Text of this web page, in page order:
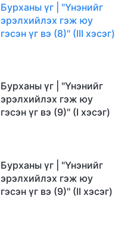
Бурханы үг | "Үнэнийг
эрэлхийлэх гэж юу
гэсэн үг вэ (8)" (III хэсэг)
Бурханы үг | "Үнэнийг
эрэлхийлэх гэж юу
гэсэн үг вэ (9)" (I хэсэг)
Бурханы үг | "Үнэнийг
эрэлхийлэх гэж юу
гэсэн үг вэ (9)" (II хэсэг)